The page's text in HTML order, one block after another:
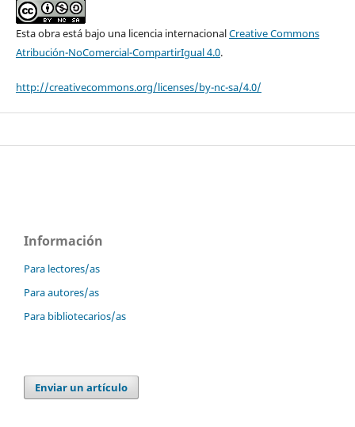
Esta obra está bajo una licencia internacionalCreative Commons
Atribución-NoComercial-CompartirIgual 4.0.
http://creativecommons.org/licenses/by-nc-sa/4.0/
Información
Para lectores/as
Para autores/as
Para bibliotecarios/as
Enviar un artículo